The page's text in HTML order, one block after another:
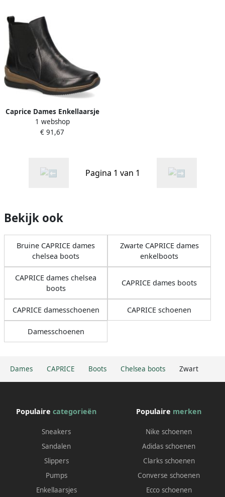
Dames CAPRICE Boots Chelsea boots Zwart
Caprice Dames Enkellaarsje
9 9 25459 29 225 H breedte
1 webshop
€ 91,67
Pagina 1 van 1
Bekijk ook
Bruine CAPRICE dames
chelsea boots
Zwarte CAPRICE dames
enkelboots
CAPRICE dames chelsea
boots
CAPRICE dames boots
CAPRICE damesschoenen CAPRICE schoenen
Damesschoenen
Populaire categorieën
Sneakers
Sandalen
Slippers
Pumps
Enkellaarsjes
Populaire merken
Nike schoenen
Adidas schoenen
Clarks schoenen
Converse schoenen
Ecco schoenen